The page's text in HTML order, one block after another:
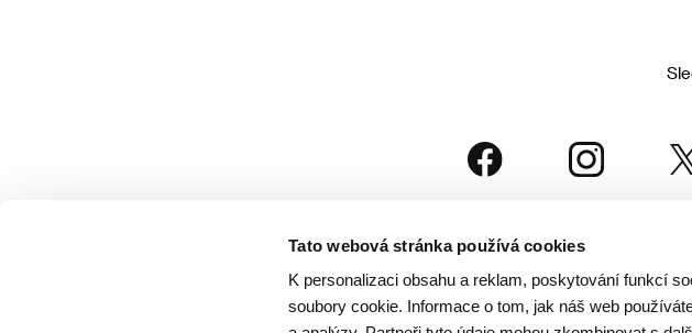
Tato webová stránka používá cookies
K personalizaci obsahu a reklam, poskytování funkcí
soubory cookie. Informace o tom, jak náš web
je součástí rodiny KVIFF